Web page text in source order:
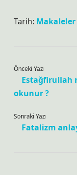
Tarih: Makaleler
Önceki Yazı
Estağfirullah
okunur ?
Sonraki Yazı
Fatalizm